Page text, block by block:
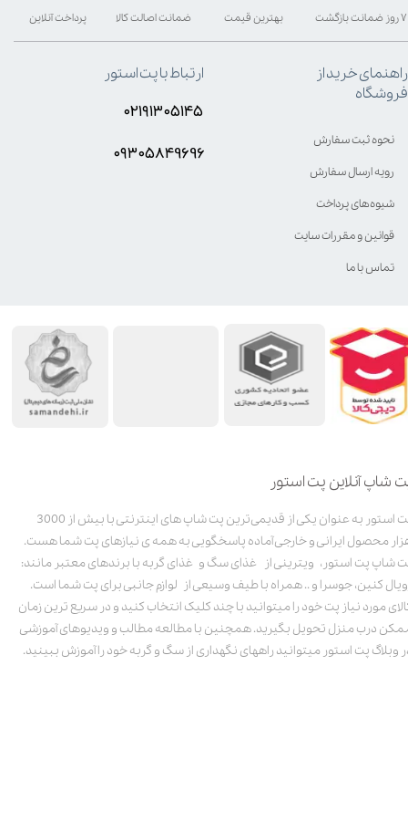
شاپ آنلاین پت استور
پت استور به عنوان یکی از قدیمی‌ترین پت شاپ های اینترنتی با بیش از 3000
محصول ایرانی و خارجی آماده پاسخگویی به همه ی نیازهای پت شما هست.
شاپ پت استور، ویترینی از غذای سگ و غذای گربه با برندهای معتبر مانند:
کنین، جوسرا و .. همراه با طیف وسیعی از لوازم جانبی برای پت شما است.
مورد نیاز پت خود را میتوانید با چند کلیک انتخاب کنید و در سریع ترین زمان
درب منزل تحویل بگیرید. همچنین با مطالعه مطالب و ویدیوهای آموزشی
وبلاگ پت استور میتوانید راههای نگهداری از سگ و گربه خود را آموزش ببینید.
بهترین قیمت پرداخت آنلاین ۷ روز ضمانت بازگشت ضمانت اصالت کالا
راهنمای خرید از
فروشگاه
نحوه ثبت سفارش
رویه ارسال سفارش
شیوه‌های پرداخت
قوانین و مقررات سایت
تماس با ما
ارتباط با پت استور
۰۲۱۹۱۳۰۵۱۴۵
۰۹۳۰۵8۴9696